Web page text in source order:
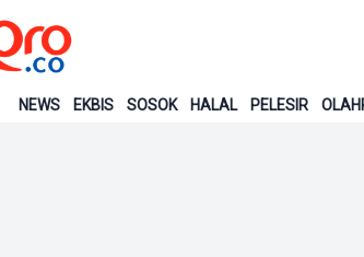
NEWS EKBIS SOSOK HALAL PELESIR